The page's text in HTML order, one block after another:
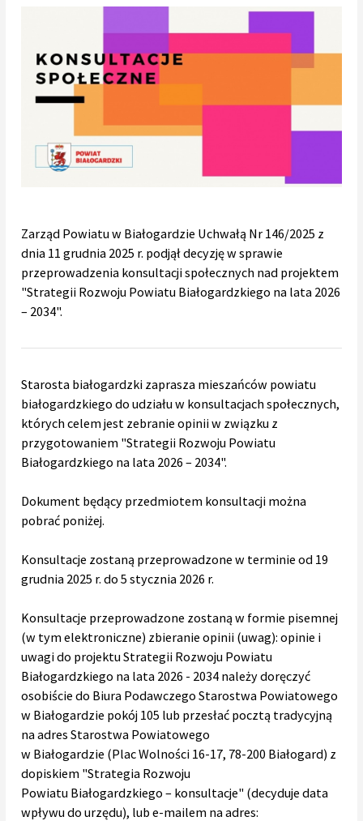
Zarząd Powiatu w Białogardzie Uchwałą Nr 146/2025 z
dnia 11 grudnia 2025 r. podjął decyzję w sprawie
przeprowadzenia konsultacji społecznych nad projektem
"Strategii Rozwoju Powiatu Białogardzkiego na lata 2026
– 2034".
Starosta białogardzki zaprasza mieszańców powiatu
białogardzkiego do udziału w konsultacjach społecznych,
których celem jest zebranie opinii w związku z
przygotowaniem "Strategii Rozwoju Powiatu
Białogardzkiego na lata 2026 – 2034".
Dokument będący przedmiotem konsultacji można
pobrać poniżej.
Konsultacje zostaną przeprowadzone w terminie od 19
grudnia 2025 r. do 5 stycznia 2026 r.
Konsultacje przeprowadzone zostaną w formie pisemnej
(w tym elektroniczne) zbieranie opinii (uwag): opinie i
uwagi do projektu Strategii Rozwoju Powiatu
Białogardzkiego na lata 2026 - 2034 należy doręczyć
osobiście do Biura Podawczego Starostwa Powiatowego
w Białogardzie pokój 105 lub przesłać pocztą tradycyjną
na adres Starostwa Powiatowego
w Białogardzie (Plac Wolności 16-17, 78-200 Białogard) z
dopiskiem "Strategia Rozwoju
Powiatu Białogardzkiego – konsultacje" (decyduje data
wpływu do urzędu), lub e-mailem na adres: